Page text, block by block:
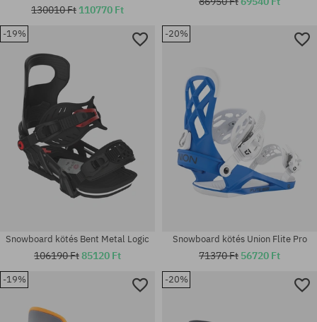
Elérhető méretek:
Elérhető méretek:
130010 Ft 110770 Ft
-19%
Snowboard kötés Bent Metal Logic
106190 Ft85120 Ft
-20%
Snowboard kötés Union Flite Pro
71370 Ft 56720 Ft
-19% -20%